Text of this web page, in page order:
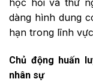
học hỏi và thử
dàng hình dung
hạn trong lĩnh
Chủ động huấn
nhân sự